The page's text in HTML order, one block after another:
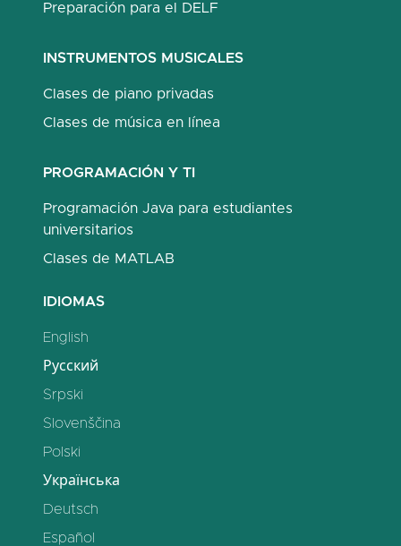
Preparación para el DELF
INSTRUMENTOS MUSICALES
Clases de piano privadas
Clases de música en línea
PROGRAMACIÓN Y TI
Programación Java para estudiantes
universitarios
Clases de MATLAB
IDIOMAS
English
Русский
Srpski
Slovenščina
Polski
Українська
Deutsch
Español